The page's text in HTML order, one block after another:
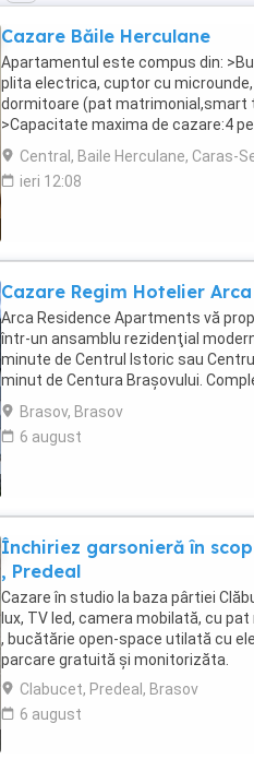
Cazare Băile Herculane
Apartamentul este compus din:
plita electrica, cuptor cu
dormitoare (pat matrimonial,smart
>Capacitate maxima de cazare:4
permanentă, >Loc pentru fumat,
Central, Baile Herculane, Caras-
ieri 12:08
Cazare Regim Hotelier
Arca Residence Apartments vă
într-un ansamblu rezidenţial
minute de Centrul Istoric sau
minut de Centura Braşovului.
încântătoare spre masivele Piatra ...
Brasov, Brasov
6 august
Închiriez garsonieră în
, Predeal
Cazare în studio la baza pârtiei
lux, TV led, camera mobilată, cu
, bucătărie open-space utilată cu
parcare gratuită și monitorizăta.
Clabucet, Predeal, Brasov
6 august